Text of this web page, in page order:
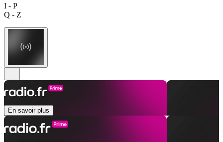
I - P
Q - Z
En savoir plus